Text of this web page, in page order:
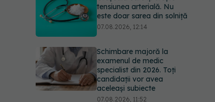
Schimbare majoră la
examenul de medic
aceleași subiecte
07.08.2026, 11:52
Ashwagandha: 4 efecte
adverse potențial grave